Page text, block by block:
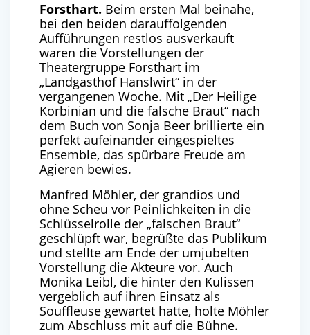
Forsthart. Beim ersten Mal beinahe,
bei den beiden darauffolgenden
Aufführungen restlos ausverkauft
waren die Vorstellungen der
Theatergruppe Forsthart im
„Landgasthof Hanslwirt“ in der
vergangenen Woche. Mit „Der Heilige
Korbinian und die falsche Braut“ nach
dem Buch von Sonja Beer brillierte ein
perfekt aufeinander eingespieltes
Ensemble, das spürbare Freude am
Agieren bewies.
Manfred Möhler, der grandios und
ohne Scheu vor Peinlichkeiten in die
Schlüsselrolle der „falschen Braut“
geschlüpft war, begrüßte das Publikum
und stellte am Ende der umjubelten
Vorstellung die Akteure vor. Auch
Monika Leibl, die hinter den Kulissen
vergeblich auf ihren Einsatz als
Souffleuse gewartet hatte, holte Möhler
zum Abschluss mit auf die Bühne.